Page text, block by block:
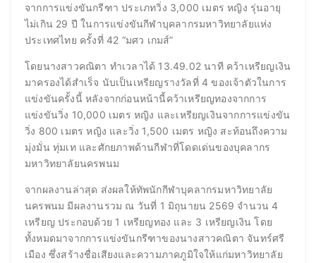
จากการแข่งขันกรีฑา ประเภทวิ่ง 3,000 เมตร หญิง รุ่นอายุ
ไม่เกิน 29 ปี ในการแข่งขันกีฬาบุคลากรมหาวิทยาลัยแห่ง
ประเทศไทย ครั้งที่ 42 “มศว เกมส์”
โดยนางสาวคณิตา ทำเวลาได้ 13.49.02 นาที คว้าเหรียญเงิน
มาครองได้สำเร็จ นับเป็นเหรียญรางวัลที่ 4 ของเจ้าตัวในการ
แข่งขันครั้งนี้ หลังจากก่อนหน้านี้คว้าเหรียญทองจากการ
แข่งขันวิ่ง 10,000 เมตร หญิง และเหรียญเงินจากการแข่งขัน
วิ่ง 800 เมตร หญิง และวิ่ง 1,500 เมตร หญิง สะท้อนถึงความ
มุ่งมั่น ทุ่มเท และศักยภาพด้านกีฬาที่โดดเด่นของบุคลากร
มหาวิทยาลัยนครพนม
จากผลงานล่าสุด ส่งผลให้ทัพนักกีฬาบุคลากรมหาวิทยาลัย
นครพนม มีผลงานรวม ณ วันที่ 1 มิถุนายน 2569 จำนวน 4
เหรียญ ประกอบด้วย 1 เหรียญทอง และ 3 เหรียญเงิน โดย
ทั้งหมดมาจากการแข่งขันกรีฑาของนางสาวคณิตา จันทร์ศรี
เมือง ซึ่งสร้างชื่อเสียงและความภาคภูมิใจให้แก่มหาวิทยาลัย